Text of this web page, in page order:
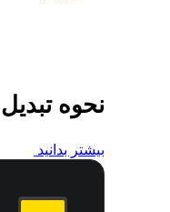
نحوه تبدیل TRUTH به EUR
بیشتر بدانید